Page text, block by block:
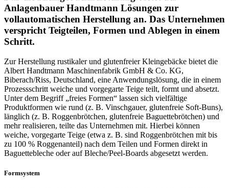
Anlagenbauer Handtmann Lösungen zur
vollautomatischen Herstellung an. Das Unternehmen
verspricht Teigteilen, Formen und Ablegen in einem
Schritt.
Zur Herstellung rustikaler und glutenfreier Kleingebäcke bietet die
Albert Handtmann Maschinenfabrik GmbH & Co. KG,
Biberach/Riss, Deutschland, eine Anwendungslösung, die in einem
Prozessschritt weiche und vorgegarte Teige teilt, formt und absetzt.
Unter dem Begriff „freies Formen“ lassen sich vielfältige
Produktformen wie rund (z. B. Vinschgauer, glutenfreie Soft-Buns),
länglich (z. B. Roggenbrötchen, glutenfreie Baguettebrötchen) und
mehr realisieren, teilte das Unternehmen mit. Hierbei können
weiche, vorgegarte Teige (etwa z. B. sind Roggenbrötchen mit bis
zu 100 % Roggenanteil) nach dem Teilen und Formen direkt in
Baguettebleche oder auf Bleche/Peel-Boards abgesetzt werden.
Formsystem